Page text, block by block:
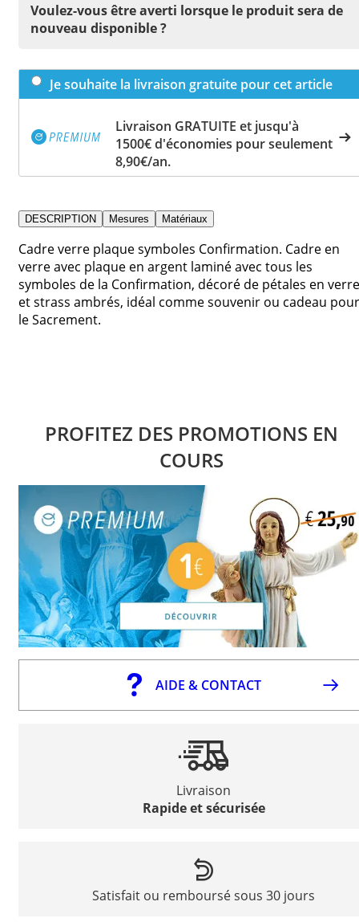
Voulez-vous être averti lorsque le produit sera de
nouveau disponible ?
Je souhaite la livraison gratuite pour cet article
Livraison GRATUITE et jusqu'à
1500€ d'économies pour seulement
8,90€/an.
DESCRIPTION Mesures Matériaux
Cadre verre plaque symboles Confirmation. Cadre en
verre avec plaque en argent laminé avec tous les
symboles de la Confirmation, décoré de pétales en verre
et strass ambrés, idéal comme souvenir ou cadeau pour
le Sacrement.
PROFITEZ DES PROMOTIONS EN
COURS
AIDE & CONTACT
Livraison
Rapide et sécurisée
Satisfait ou remboursé sous 30 jours